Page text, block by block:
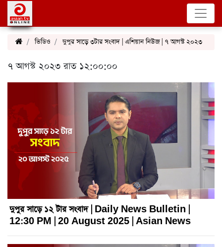
ভিডিও দুপুর সাড়ে ৩টার সংবাদ | এশিয়ান নিউজ | ৭ আগস্ট ২০২৩
৭ আগস্ট ২০২৩ রাত ১২:০০:০০
দুপুর সাড়ে ১২ টার সংবাদ | Daily News Bulletin |
12:30 PM | 20 August 2025 | Asian News